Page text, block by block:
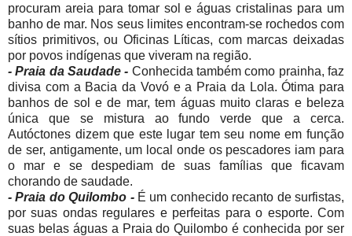
procuram areia para tomar sol e águas cristalinas para um
banho de mar. Nos seus limites encontram-se rochedos com
sítios primitivos, ou Oficinas Líticas, com marcas deixadas
por povos indígenas que viveram na região.
- Praia da Saudade - Conhecida também como prainha, faz
divisa com a Bacia da Vovó e a Praia da Lola. Ótima para
banhos de sol e de mar, tem águas muito claras e beleza
única que se mistura ao fundo verde que a cerca.
Autóctones dizem que este lugar tem seu nome em função
de ser, antigamente, um local onde os pescadores iam para
o mar e se despediam de suas famílias que ficavam
chorando de saudade.
- Praia do Quilombo -É um conhecido recanto de surfistas,
por suas ondas regulares e perfeitas para o esporte. Com
suas belas águas a Praia do Quilombo é conhecida por ser